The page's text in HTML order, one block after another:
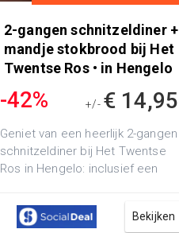
2-gangen schnitzeldiner +
mandje stokbrood bij Het
Twentse Ros • in Hengelo
-42% +/- € 14,95
Geniet van een heerlijk 2-gangen
schnitzeldiner bij Het Twentse
Ros in Hengelo: inclusief een
st...
Bekijken